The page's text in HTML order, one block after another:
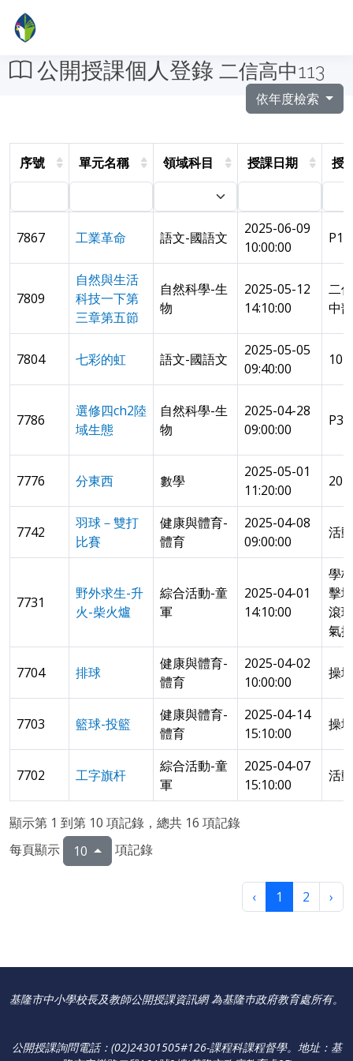
公開授課個人登錄 二信高中113
依年度檢索
序號 單元名稱 領域科目 授課日期 授
7867 工業革命 語文-國語文
2025-06-09
10:00:00
7809
自然與生活
科技一下第
三章第五節
自然科學-生
物
2025-05-12
14:10:00
二
中
7804 七彩的虹 語文-國語文
2025-05-05
09:40:00
7786
選修四ch2陸
域生態
自然科學-生
物
2025-04-28
09:00:00
7776 分東西 數學
2025-05-01
11:20:00
7742
羽球－雙打
比賽
健康與體育-
體育
2025-04-08
09:00:00
活
7731
野外求生-升
火-柴火爐
綜合活動-童
軍
2025-04-01
14:10:00
學
擊
滾
氣
7704 排球
健康與體育-
體育
2025-04-02
10:00:00
操場
7703 籃球-投籃
健康與體育-
體育
2025-04-14
15:10:00
操場
7702 工字旗杆
綜合活動-童
軍
2025-04-07
15:10:00
活
顯示第 1 到第 10 項記錄，總共 16 項記錄
每頁顯示
10 項記錄
‹ 1 2 ›
基隆市中小學校長及教師公開授課資訊網 為基隆巿政府教育處所有。
公開授課詢問電話：(02)24301505#126-課程科課程督學。 地址：基